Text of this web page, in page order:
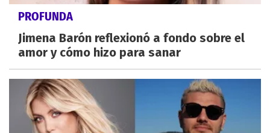
PROFUNDA
Jimena Barón reflexionó a fondo sobre el
amor y cómo hizo para sanar